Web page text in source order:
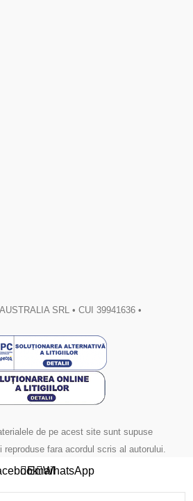
SRL • CUI 39941636 •
de pe acest site sunt supuse
fara acordul scris al autorului.
EmailWhatsApp